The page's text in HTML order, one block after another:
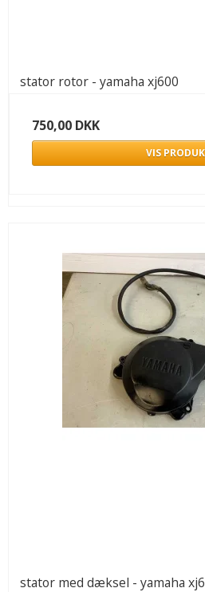
stator rotor - yamaha xj600
750,00 DKK
VIS
stator med dæksel - yamaha